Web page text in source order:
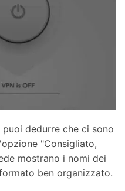
dedurre che ci sono
"Consigliato,
mostrano i nomi dei
ben organizzato.